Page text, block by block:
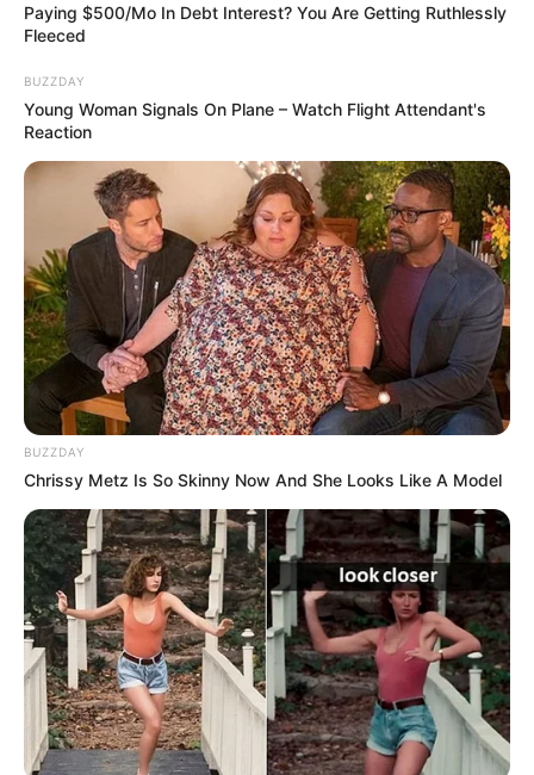
These Actors Didn't Want To Share The Spotlight
BRAINBERRIES
Britney Spears' Look Has Changed — Here's Why
BRAINBERRIES
Paying $500/Mo In Debt Interest? You Are Getting Ruthlessly
Fleeced
BUZZDAY
Young Woman Signals On Plane – Watch Flight Attendant's
Reaction
BUZZDAY
Chrissy Metz Is So Skinny Now And She Looks Like A Model